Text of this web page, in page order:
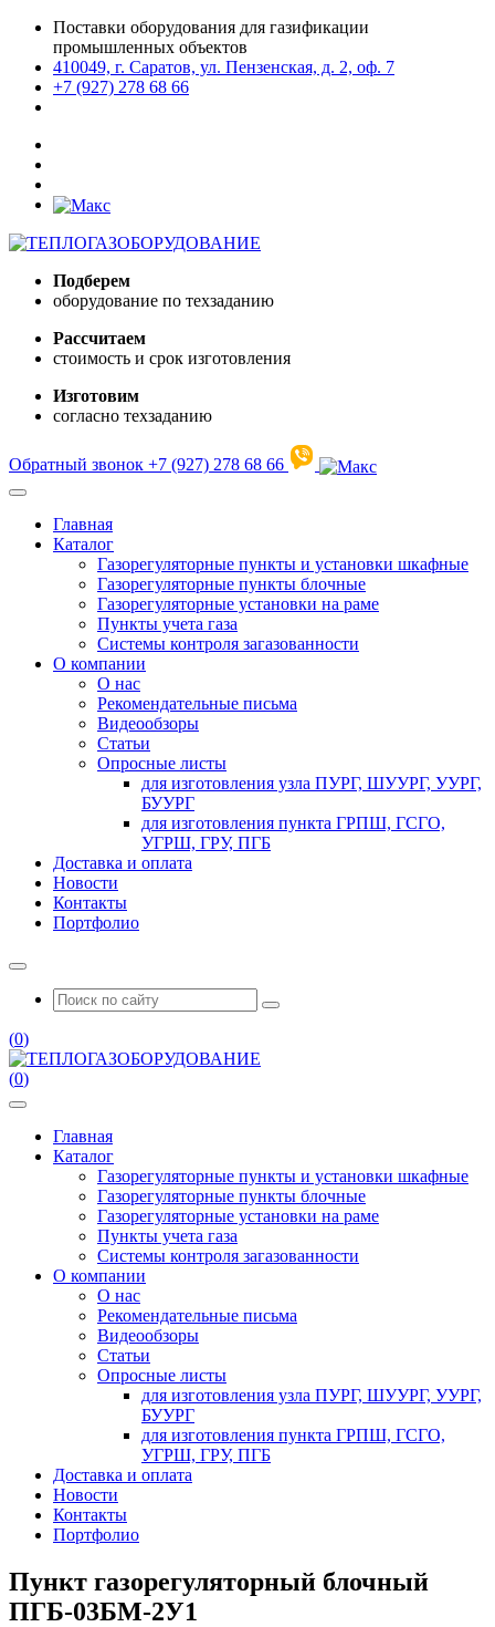
Поставки оборудования для газификации
промышленных объектов
410049, г. Саратов, ул. Пензенская, д. 2, оф. 7
+7 (927) 278 68 66
Подберем
оборудование по техзаданию
Рассчитаем
стоимость и срок изготовления
Изготовим
согласно техзаданию
Обратный звонок +7 (927) 278 68 66
Главная
Каталог
Газорегуляторные пункты и установки шкафные
Газорегуляторные пункты блочные
Газорегуляторные установки на раме
Пункты учета газа
Системы контроля загазованности
О компании
О нас
Рекомендательные письма
Видеообзоры
Статьи
Опросные листы
для изготовления узла ПУРГ, ШУУРГ, УУРГ,
БУУРГ
для изготовления пункта ГРПШ, ГСГО,
УГРШ, ГРУ, ПГБ
Доставка и оплата
Новости
Контакты
Портфолио
(0)
(0)
Главная
Каталог
Газорегуляторные пункты и установки шкафные
Газорегуляторные пункты блочные
Газорегуляторные установки на раме
Пункты учета газа
Системы контроля загазованности
О компании
О нас
Рекомендательные письма
Видеообзоры
Статьи
Опросные листы
для изготовления узла ПУРГ, ШУУРГ, УУРГ,
БУУРГ
для изготовления пункта ГРПШ, ГСГО,
УГРШ, ГРУ, ПГБ
Доставка и оплата
Новости
Контакты
Портфолио
Пункт газорегуляторный блочный
ПГБ-03БМ-2У1